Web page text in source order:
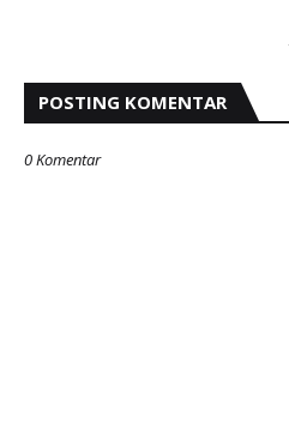
POSTING KOMENTAR
0 Komentar